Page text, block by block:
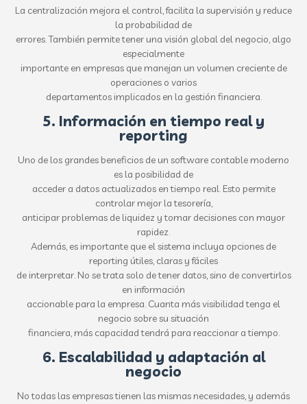
La centralización mejora el control, facilita la supervisión y reduce
la probabilidad de
errores. También permite tener una visión global del negocio, algo
especialmente
importante en empresas que manejan un volumen creciente de
operaciones o varios
departamentos implicados en la gestión financiera.
5. Información en tiempo real y
reporting
Uno de los grandes beneficios de un software contable moderno
es la posibilidad de
acceder a datos actualizados en tiempo real. Esto permite
controlar mejor la tesorería,
anticipar problemas de liquidez y tomar decisiones con mayor
rapidez.
Además, es importante que el sistema incluya opciones de
reporting útiles, claras y fáciles
de interpretar. No se trata solo de tener datos, sino de convertirlos
en información
accionable para la empresa. Cuanta más visibilidad tenga el
negocio sobre su situación
financiera, más capacidad tendrá para reaccionar a tiempo.
6. Escalabilidad y adaptación al
negocio
No todas las empresas tienen las mismas necesidades, y además